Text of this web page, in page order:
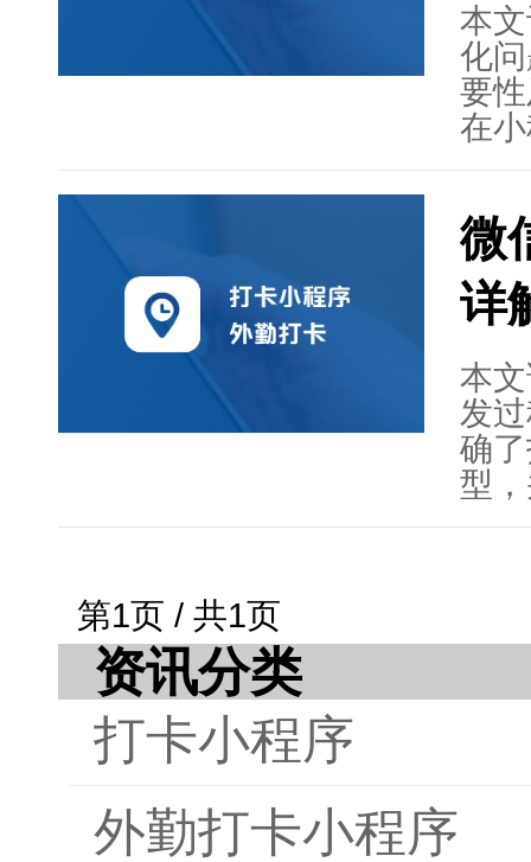
案
对
程
文
本
化
要
在
验
化
程
打
了
微
详
本
发
确
型
信
第1页 / 共1页
资讯分类
打卡小程序
外勤打卡小程序